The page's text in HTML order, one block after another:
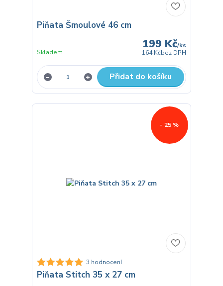
Piňata Šmoulové 46 cm
199 Kč/ks
164 Kčbez DPH
Skladem
Přidat do košíku
- 25 %
3 hodnocení
Piňata Stitch 35 x 27 cm